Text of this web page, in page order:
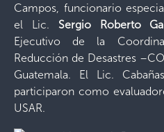
Campos, funcionario
el Lic. Sergio Roberto
Ejecutivo de la
Reducción de Desastres
Guatemala. El Lic.
participaron como
USAR.